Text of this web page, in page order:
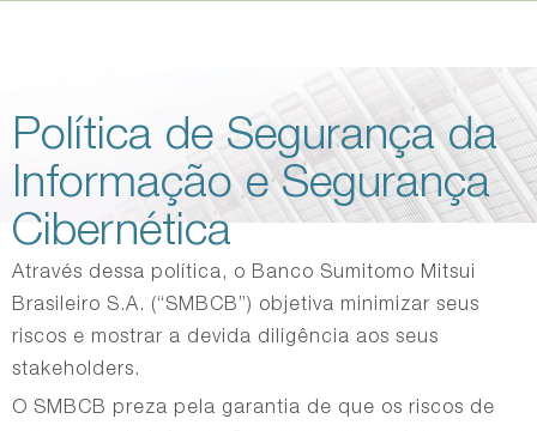
Skip
main
content
Política de Segurança da
Informação e Segurança
Cibernética
Através dessa política, o Banco Sumitomo Mitsui
Brasileiro S.A. (“SMBCB”) objetiva minimizar seus
riscos e mostrar a devida diligência aos seus
stakeholders.
O SMBCB preza pela garantia de que os riscos de